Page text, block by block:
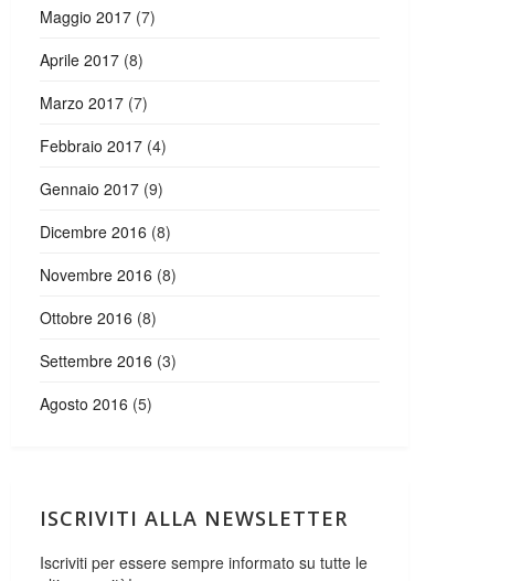
Maggio 2017 (7)
Aprile 2017 (8)
Marzo 2017 (7)
Febbraio 2017 (4)
Gennaio 2017 (9)
Dicembre 2016 (8)
Novembre 2016 (8)
Ottobre 2016 (8)
Settembre 2016 (3)
Agosto 2016 (5)
ISCRIVITI ALLA NEWSLETTER
Iscriviti per essere sempre informato su tutte le